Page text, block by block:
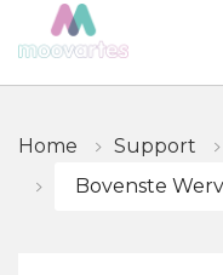
Skip to main content
Home Support
Bovenste